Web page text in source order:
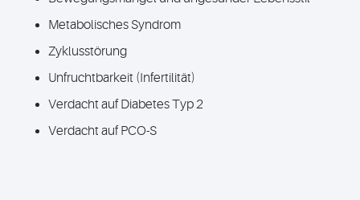
Metabolisches Syndrom
Zyklusstörung
Unfruchtbarkeit (Infertilität)
Verdacht auf Diabetes Typ 2
Verdacht auf PCO-S